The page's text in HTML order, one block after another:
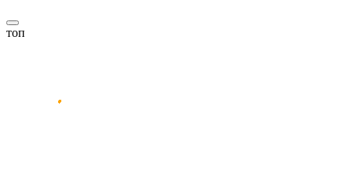
топ